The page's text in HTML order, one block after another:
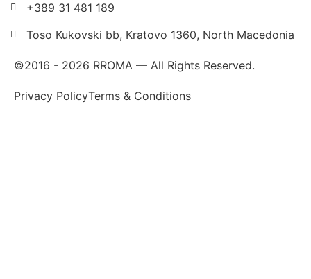
+389 31 481 189
Toso Kukovski bb, Kratovo 1360, North Macedonia
©2016 - 2026 RROMA — All Rights Reserved.
Privacy PolicyTerms & Conditions